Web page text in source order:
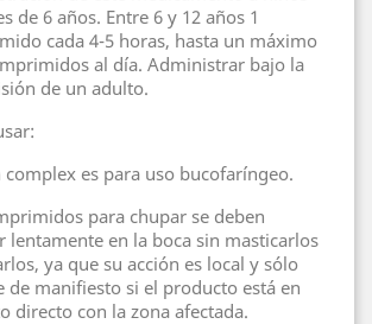
de 6 años. Entre 6 y 12 años 1
cada 4-5 horas, hasta un máximo
al día. Administrar bajo la
de un adulto.
complex es para uso bucofaríngeo.
para chupar se deben
lentamente en la boca sin masticarlos
ya que su acción es local y sólo
de manifiesto si el producto está en
directo con la zona afectada.